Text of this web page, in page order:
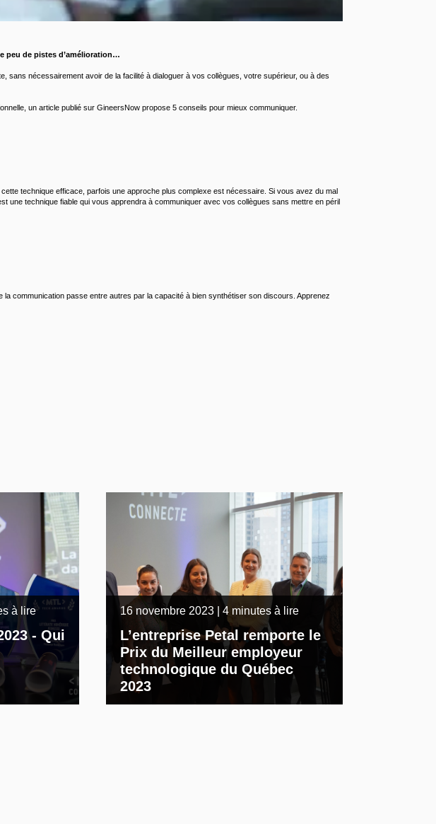
peu de pistes d’amélioration…
nécessairement avoir de la facilité à dialoguer à vos collègues, votre supérieur, ou à des
un article publié sur GineersNow propose 5 conseils pour mieux communiquer.
technique efficace, parfois une approche plus complexe est nécessaire. Si vous avez du mal
une technique fiable qui vous apprendra à communiquer avec vos collègues sans mettre en péril
communication passe entre autres par la capacité à bien synthétiser son discours. Apprenez
à lire
- Qui
16 novembre 2023 | 4 minutes à lire
L’entreprise Petal remporte le
Prix du Meilleur employeur
technologique du Québec
2023